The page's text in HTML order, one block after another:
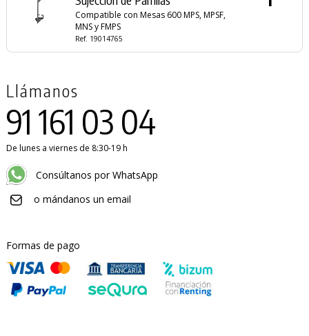
Compatible con Mesas 600 MPS, MPSF,
MNS y FMPS
Ref. 19014765
Llámanos
91 161 03 04
De lunes a viernes de 8:30-19 h
Consúltanos por WhatsApp
o mándanos un email
Formas de pago